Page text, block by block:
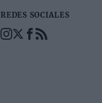
REDES SOCIALES